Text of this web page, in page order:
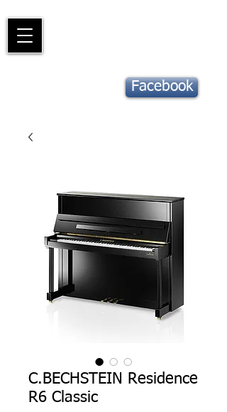
Facebook
C.BECHSTEIN Residence
R6 Classic